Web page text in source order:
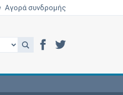
Αγορά συνδρομής